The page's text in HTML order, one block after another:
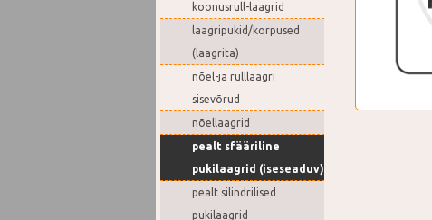
koonusrull-laagrid
laagripukid/korpused
(laagrita)
nõel-ja rulllaagri
sisevõrud
nõellaagrid
pealt sfääriline
pukilaagrid (iseseaduv)
pealt silindrilised
pukilaagrid